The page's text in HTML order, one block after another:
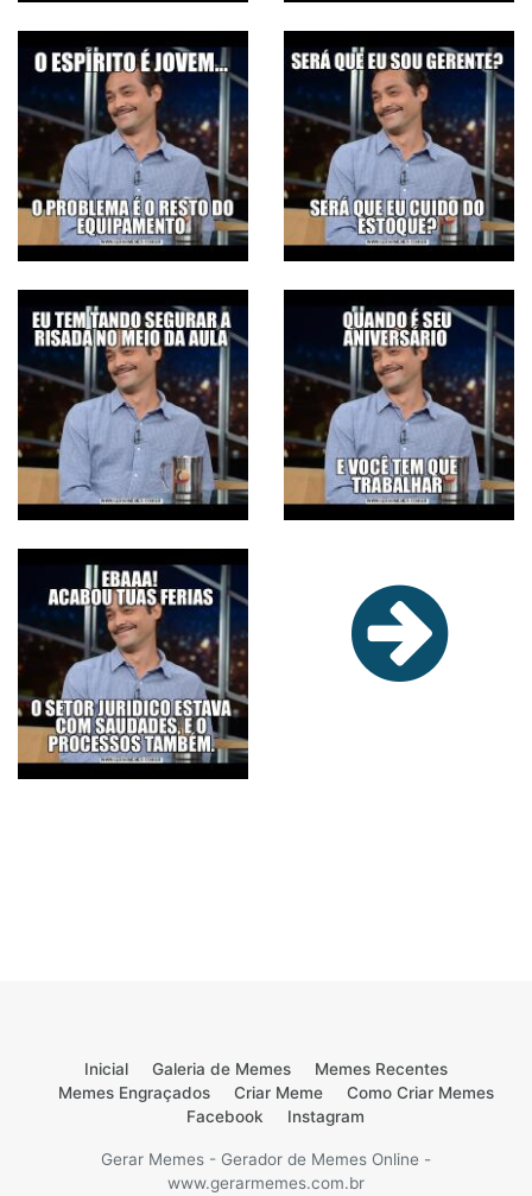
Inicial Galeria de Memes
Memes Recentes
Memes Engraçados
Criar Meme
Como Criar Memes
Facebook
Instagram
Gerar Memes - Gerador de Memes Online -
www.gerarmemes.com.br